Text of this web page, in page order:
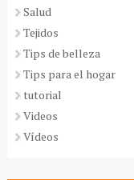
Salud
Tejidos
Tips de belleza
Tips para el hogar
tutorial
Videos
Vídeos